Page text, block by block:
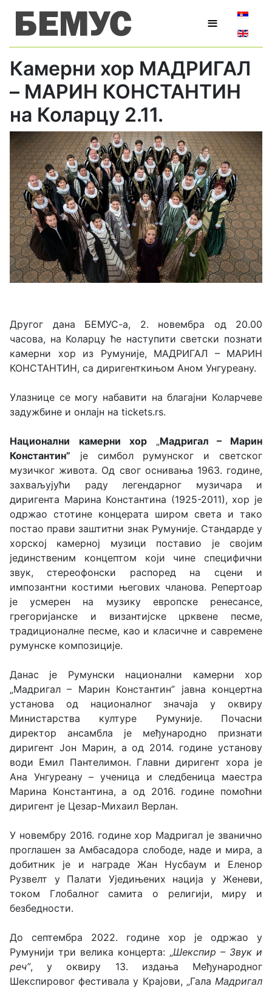
≡
Камерни хор МАДРИГАЛ
– МАРИН КОНСТАНТИН
на Коларцу 2.11.
Другог дана БЕМУС-а, 2. новембра од 20.00
часова, на Коларцу ће наступити светски познати
камерни хор из Румуније, МАДРИГАЛ – МАРИН
КОНСТАНТИН, са диригенткињом Аном Унгуреану.
Улазнице се могу набавити на благајни Коларчеве
задужбине и онлајн на tickets.rs.
Национални камерни хор „Мадригал – Марин
Константин” је симбол румунског и светског
музичког живота. Од свог оснивања 1963. године,
захваљујући раду легендарног музичара и
диригента Марина Константина (1925-2011), хор је
одржао стотине концерата широм света и тако
постао прави заштитни знак Румуније. Стандарде у
хорској камерној музици поставио је својим
јединственим концептом који чине специфични
звук, стереофонски распоред на сцени и
импозантни костими његових чланова. Репертоар
је усмерен на музику европске ренесансе,
грегоријанске и византијске црквене песме,
традиционалне песме, као и класичне и савремене
румунске композиције.
Данас је Румунски национални камерни хор
„Мадригал – Марин Константин” јавна концертна
установа од националног значаја у оквиру
Министарства културе Румуније. Почасни
директор ансамбла је међународно признати
диригент Јон Марин, а од 2014. године установу
води Емил Пантелимон. Главни диригент хора је
Ана Унгуреану – ученица и следбеница маестра
Марина Константина, а од 2016. године помоћни
диригент је Цезар-Михаил Верлан.
У новембру 2016. године хор Мадригал је званично
проглашен за Амбасадора слободе, наде и мира, а
добитник је и награде Жан Нусбаум и Еленор
Рузвелт у Палати Уједињених нација у Женеви,
током Глобалног самита о религији, миру и
безбедности.
До септембра 2022. године хор је одржао у
Румунији три велика концерта: „Шекспир – Звук и
реч”, у оквиру 13. издања Међународног
Шекспировог фестивала у Крајови, „Гала Мадригал